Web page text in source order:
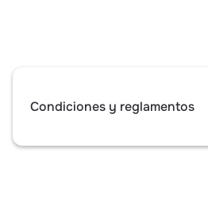
Condiciones y reglamentos